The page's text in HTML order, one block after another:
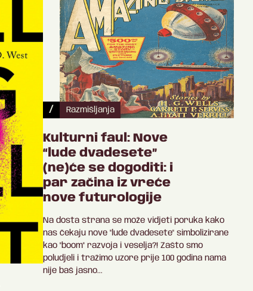
/ Razmišljanja
Kulturni faul: Nove
“lude dvadesete”
(ne)će se dogoditi: i
par začina iz vreće
nove futurologije
Na dosta strana se može vidjeti poruka kako
nas čekaju nove "lude dvadesete" simbolizirane
kao "boom" razvoja i veselja?! Zašto smo
poludjeli i tražimo uzore prije 100 godina nama
nije baš jasno...